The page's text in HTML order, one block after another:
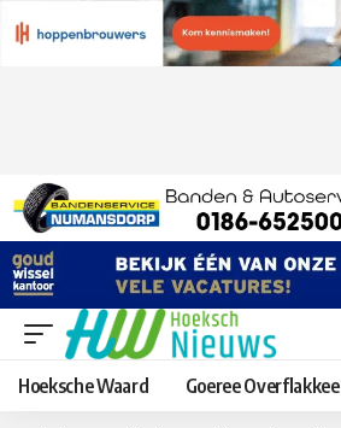
Hoeksche Waard Goeree Overflakkee